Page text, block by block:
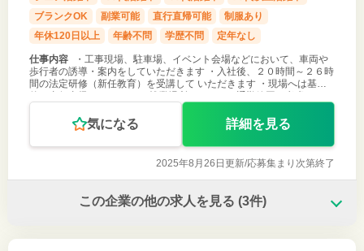
ブランクOK
副業可能 直行直帰可能
制服あり
年休120日以上
年齢不問 学歴不問 定年なし
仕事内容
・工事現場、駐車場、イベント会場などにおいて、車両や
歩行者の誘導・案内をしていただきます ・入社後、２０時間～２６時
間の法定研修（新任教育）を受講して いただきます ・現場へは基本
気になる 詳細を見る
2025年8月26日更新/応募集まり次第終了
この企業の他の求人を見る (3件)